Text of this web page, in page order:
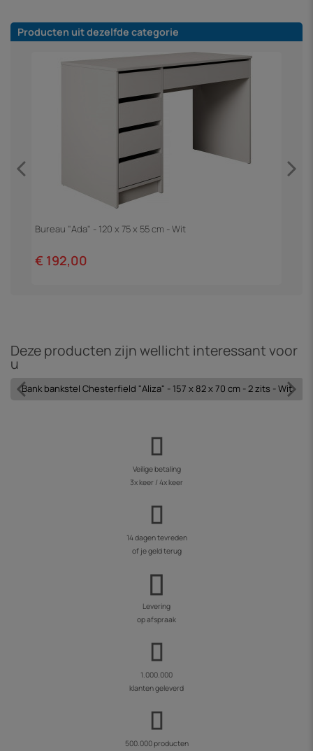
Producten uit dezelfde categorie
Bureau "Ada" - 120 x 75 x 55 cm - Wit
€ 192,00
Deze producten zijn wellicht interessant voor
u
Bank bankstel Chesterfield "Aliza" - 157 x 82 x 70 cm - 2 zits - Wit
Veilige betaling
3x keer / 4x keer
14 dagen tevreden
of je geld terug
Levering
op afspraak
1.000.000
klanten geleverd
500.000 producten